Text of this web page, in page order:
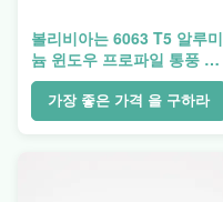
볼리비아는 6063 T5 알루미
늄 윈도우 프로파일 통풍 저
항을 양극 처리했습니다
가장 좋은 가격 을 구하라